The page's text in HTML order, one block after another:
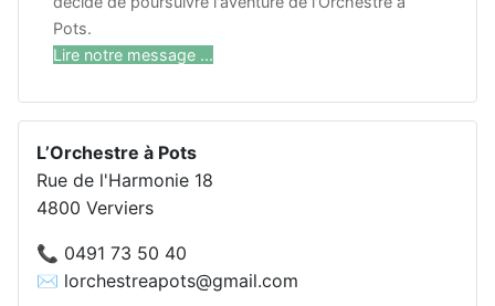
Pots.
Lire notre message ...
L’Orchestre à Pots
Rue de l'Harmonie 18
4800 Verviers
📞 0491 73 50 40
✉️ lorchestreapots@gmail.com